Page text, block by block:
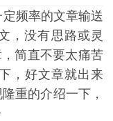
频率的文章输送
，没有思路或灵
简直不要太痛苦
，好文章就出来
重的介绍一下，